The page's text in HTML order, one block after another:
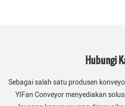
Hubungi
Sebagai salah satu produsen
YIFan Conveyor menyediakan